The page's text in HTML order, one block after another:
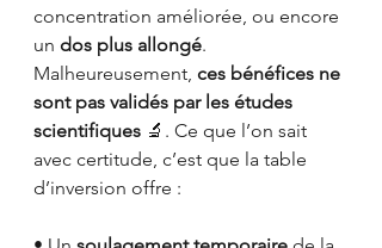
concentration améliorée, ou encore
un dos plus allongé.
Malheureusement, ces bénéfices ne
sont pas validés par les études
scientifiques 🔬. Ce que l’on sait
avec certitude, c’est que la table
d’inversion offre :